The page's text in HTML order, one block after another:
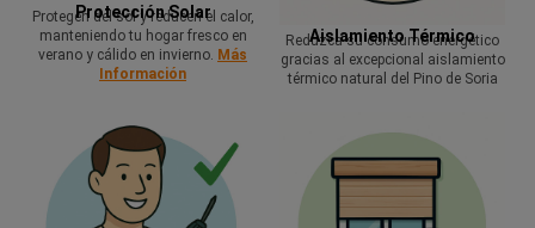
Protección Solar
Protegen del sol y reducen el calor,
manteniendo tu hogar fresco en
verano y cálido en invierno. Más
Información
Aislamiento Térmico
Reduzca su consumo energético
gracias al excepcional aislamiento
térmico natural del Pino de Soria